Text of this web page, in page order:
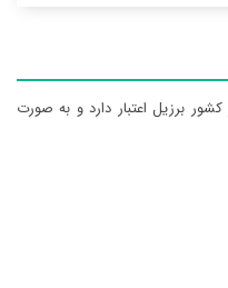
برزیل اعتبار دارد و به صورت